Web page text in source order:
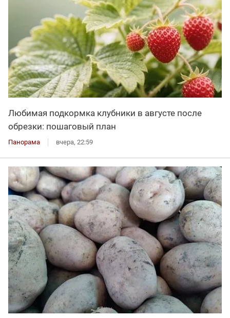
Любимая подкормка клубники в августе после
обрезки: пошаговый план
Панорама вчера, 22:59